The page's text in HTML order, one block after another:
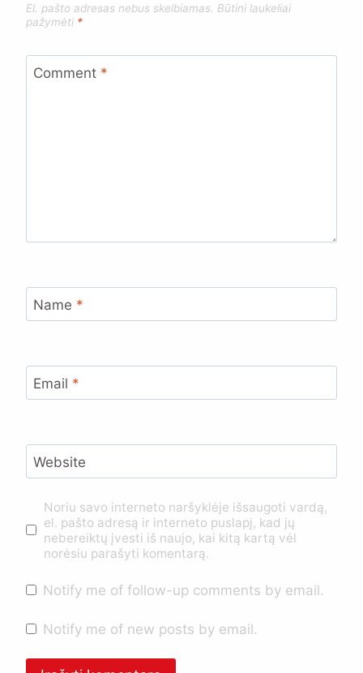
El. pašto adresas nebus skelbiamas. Būtini laukeliai
pažymėti *
Comment *
Name *
Email *
Website
Noriu savo interneto naršyklėje išsaugoti vardą,
el. pašto adresą ir interneto puslapį, kad jų
nebereiktų įvesti iš naujo, kai kitą kartą vėl
norėsiu parašyti komentarą.
Notify me of follow-up comments by email.
Notify me of new posts by email.